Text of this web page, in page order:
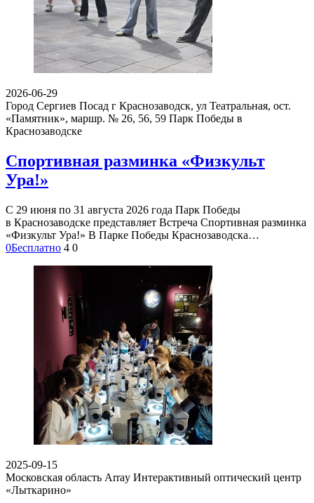
2026-06-29
Город Сергиев Посад г Краснозаводск, ул Театральная, ост.
«Памятник», маршр. № 26, 56, 59 Парк Победы в
Краснозаводске
Спортивная разминка «Физкульт
Ура!»
С 29 июня по 31 августа 2026 года Парк Победы
в Краснозаводске представляет Встреча Спортивная разминка
«Физкульт Ура!» В Парке Победы Краснозаводска…
0Бесплатно 4 0
2025-09-15
Московская область Array Интерактивный оптический центр
«Лыткарино»